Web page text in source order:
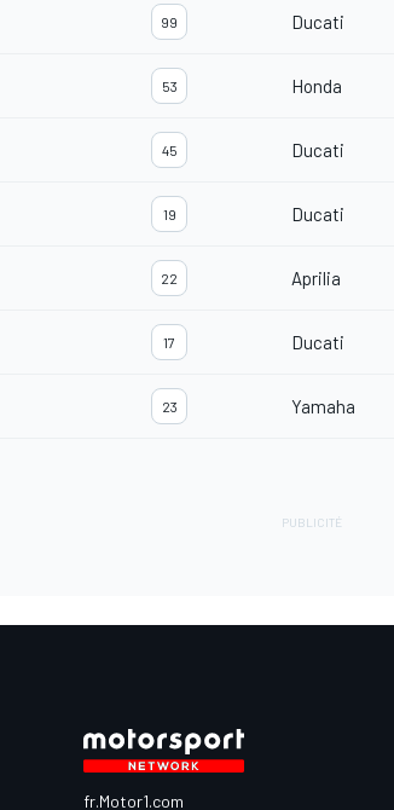
99 Ducati
53 Honda
45 Ducati
19 Ducati
22 Aprilia
17 Ducati
23 Yamaha
fr.Motor1.com